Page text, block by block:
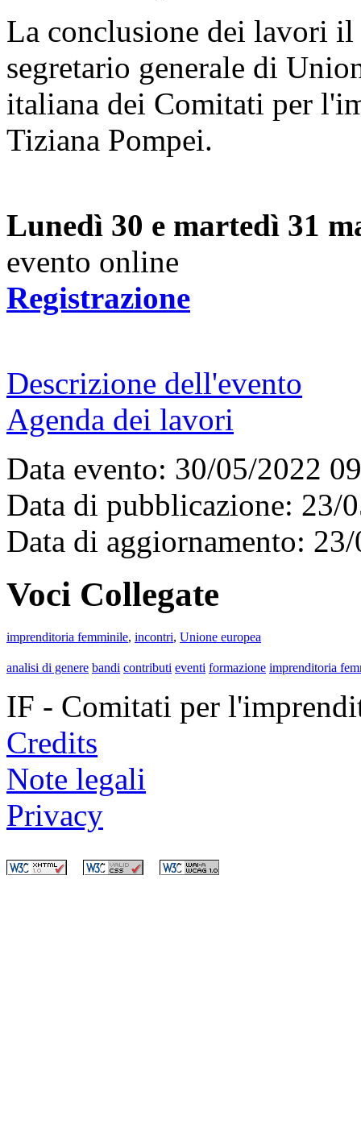
La conclusione dei lavori
segretario generale di
italiana dei Comitati per
Tiziana Pompei.
Lunedì 30 e martedì 31
evento online
Registrazione
Descrizione dell'evento
Agenda dei lavori
Data evento: 30/05/2022
Data di pubblicazione: 23/
Data di aggiornamento:
Voci Collegate
imprenditoria femminile, incontri, Unione europea
analisi di genere bandi contributi eventi formazione imprenditoria
IF - Comitati per
Credits
Note legali
Privacy